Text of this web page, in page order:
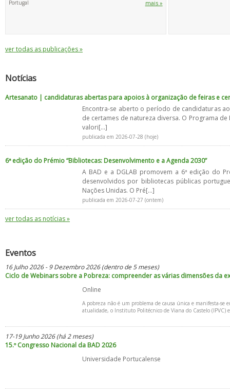
Portugal
mais »
ver todas as publicações »
Notícias
Artesanato | candidaturas abertas para apoios à organização de feiras e
Encontra-se aberto o período de candidaturas
de certames de natureza diversa. O Programa
valori[...]
publicada em 2026-07-28 (hoje)
6ª edição do Prémio “Bibliotecas: Desenvolvimento e a Agenda 2030”
A BAD e a DGLAB promovem a 6ª edição do
desenvolvidos por bibliotecas públicas
Nações Unidas. O Pré[...]
publicada em 2026-07-27 (ontem)
ver todas as notícias »
Eventos
16 Julho 2026 - 9 Dezembro 2026 (dentro de 5 meses)
Ciclo de Webinars sobre a Pobreza: compreender as várias dimensões da
Online
A pobreza não é um problema de causa única e manifesta-se
atualidade, o Instituto Politécnico de Viana do Castelo (IPVC)
17-19 Junho 2026 (há 2 meses)
15.º Congresso Nacional da BAD 2026
Universidade Portucalense